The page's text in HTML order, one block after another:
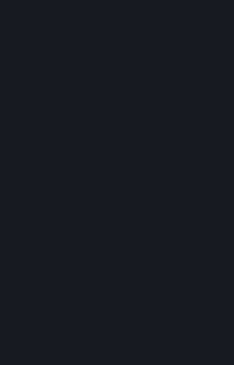
Você concorda em não
outros métodos para
seja para contornar
jogos, para pedir ou
sua região ou para
alguma destas ações, a
B. Responsabilidade
Como titular da Conta,
custos incorridos,
os pedidos e compras
outra pessoa que
ou amigos. Se você
reserva o direito de
incorridos antes do
Conta inadimplente ou
de a Valve permitir que